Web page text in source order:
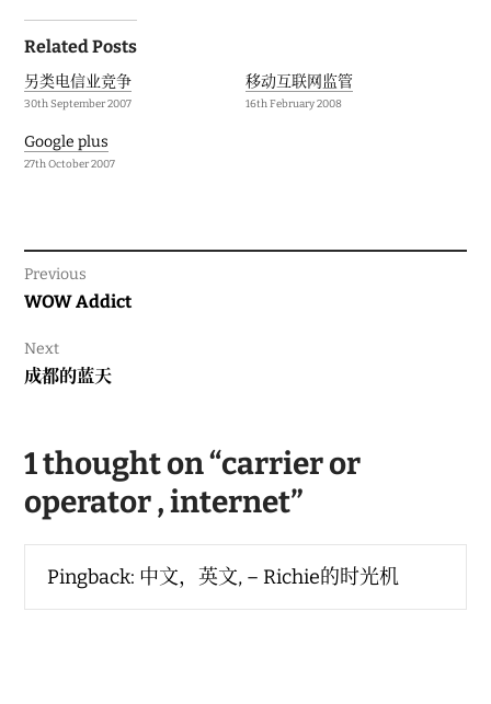
Post
navigation
Related Posts
另类电信业竞争
30th September 2007
移动互联网监管
16th February 2008
Google plus
27th October 2007
Previous
Previous
WOW Addict
Next
Next
成都的蓝天
1 thought on “carrier or
operator , internet”
Pingback: 中文，英文, – Richie的时光机